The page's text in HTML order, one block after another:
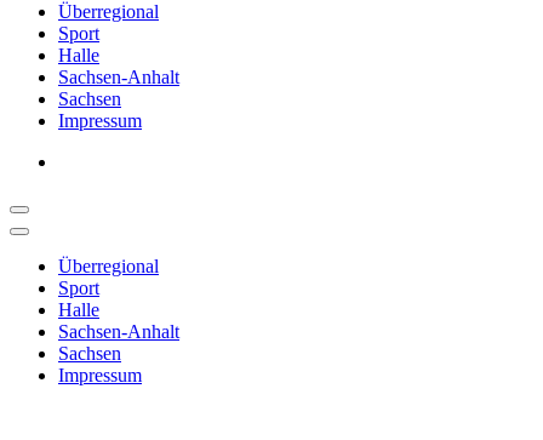
Überregional
Sport
Halle
Sachsen-Anhalt
Sachsen
Impressum
Überregional
Sport
Halle
Sachsen-Anhalt
Sachsen
Impressum